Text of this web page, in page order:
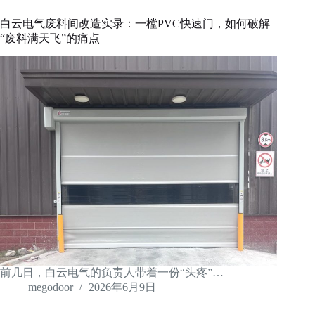
白云电气废料间改造实录：一樘PVC快速门，如何破解
“废料满天飞”的痛点
前几日，白云电气的负责人带着一份“头疼”…
megodoor
2026年6月9日